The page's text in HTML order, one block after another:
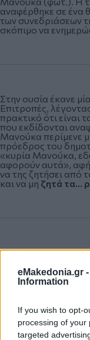
eMakedonia.gr -
Information
If you wish to opt-
processing of your
targeted
αναφέρθηκε σε ένα
των συνεδριάσεων
σκόπιμο να
Στην ουσία έκανε
Επιτροπές,
πρακτικό ότι είναι
που εκδίδονται
Μανούκα περίμενε
πρόεδρος του
«κυρία Μανούκα,
αφορούν αυτά»,
να της ζητήσει από
και να μη ζητά τα…
Ο δήμαρχος
μεγάλες στιγμές
συναντηθεί με τον
Αμερικής
ο κ.κ.
διάρκεια δείπνου
Νεαπόλεως και